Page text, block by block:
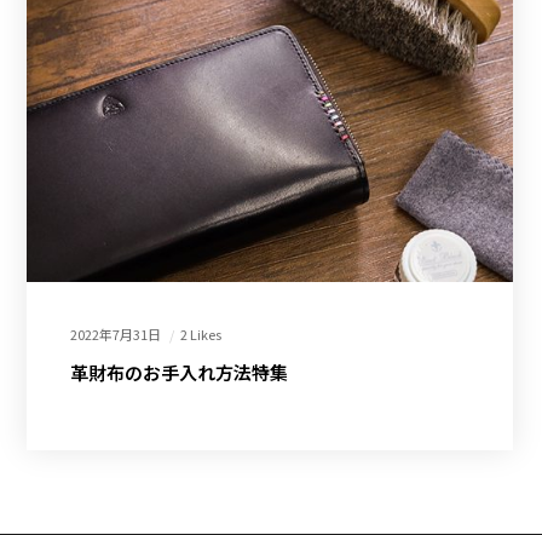
2022年7月31日 2 Likes
革財布のお手入れ方法特集